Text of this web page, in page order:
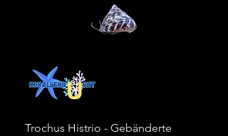
Trochus Histrio - Gebänderte